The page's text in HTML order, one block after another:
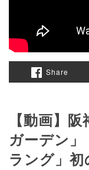
Share
【動画】
ガーデン
ラング」初